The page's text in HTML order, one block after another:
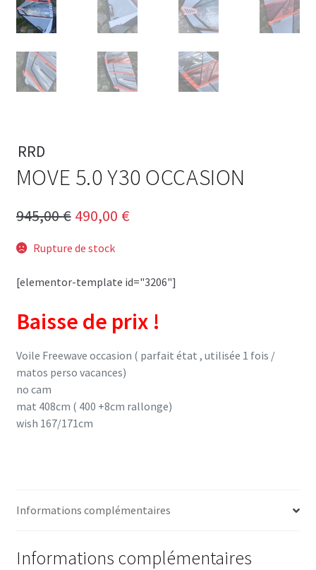
RRD
MOVE 5.0 Y30 OCCASION
945,00€ Le
prix
était :
945,00 €.
490,00 €Le
est :
490,00 €.
Rupture de stock
[elementor-template id="3206"]
Baisse de prix !
Voile Freewave occasion ( parfait état , utilisée 1 fois /
matos perso vacances)
no cam
mat 408cm ( 400 +8cm rallonge)
wish 167/171cm
Informations complémentaires
Informations complémentaires